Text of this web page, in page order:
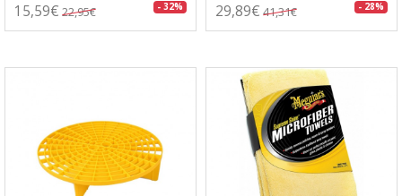
15,59€ 22,95€ - 32% 29,89€ 41,31€ - 28%